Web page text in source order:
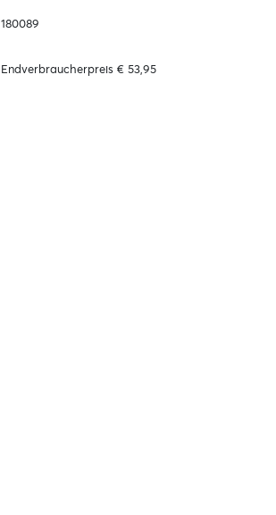
180089
Endverbraucherpreis € 53,95